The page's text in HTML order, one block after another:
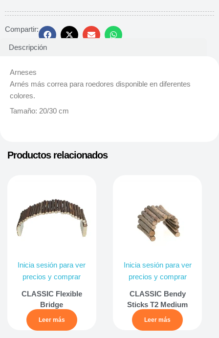
Compartir:
Descripción
Arneses
Arnés más correa para roedores disponible en diferentes
colores.
Tamaño: 20/30 cm
Productos relacionados
Inicia sesión para ver
precios y comprar
CLASSIC Flexible
Bridge
Leer más
Inicia sesión para ver
precios y comprar
CLASSIC Bendy
Sticks T2 Medium
Leer más